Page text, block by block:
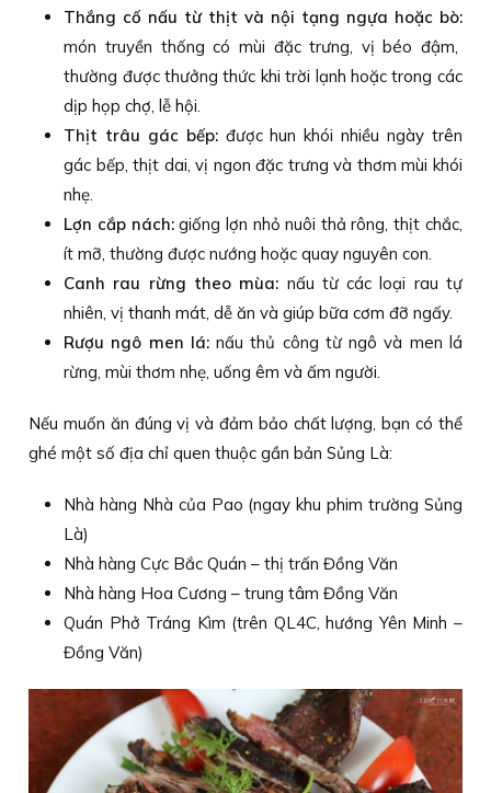
Thắng cố nấu từ thịt và nội tạng ngựa hoặc bò:
món truyền thống có mùi đặc trưng, vị béo đậm,
thường được thưởng thức khi trời lạnh hoặc trong các
dịp họp chợ, lễ hội.
Thịt trâu gác bếp:được hun khói nhiều ngày trên
gác bếp, thịt dai, vị ngon đặc trưng và thơm mùi khói
nhẹ.
Lợn cắp nách:giống lợn nhỏ nuôi thả rông, thịt chắc,
ít mỡ, thường được nướng hoặc quay nguyên con.
Canh rau rừng theo mùa: nấu từ các loại rau tự
nhiên, vị thanh mát, dễ ăn và giúp bữa cơm đỡ ngấy.
Rượu ngô men lá:nấu thủ công từ ngô và men lá
rừng, mùi thơm nhẹ, uống êm và ấm người.
Nếu muốn ăn đúng vị và đảm bảo chất lượng, bạn có thể
ghé một số địa chỉ quen thuộc gần bản Sủng Là:
Nhà hàng Nhà của Pao (ngay khu phim trường Sủng
Là)
Nhà hàng Cực Bắc Quán – thị trấn Đồng Văn
Nhà hàng Hoa Cương – trung tâm Đồng Văn
Quán Phở Tráng Kìm (trên QL4C, hướng Yên Minh –
Đồng Văn)